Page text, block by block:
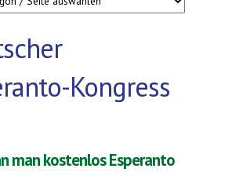
Kongress
man kostenlos Esperanto